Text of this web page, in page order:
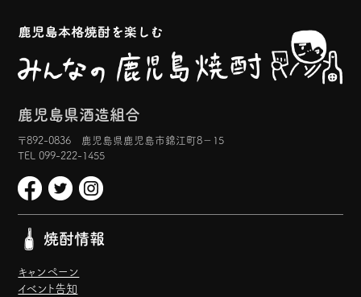
鹿児島県酒造組合
〒892-0836 鹿児島県鹿児島市錦江町8−15
TEL 099-222-1455
焼酎情報
キャンペーン
イベント告知